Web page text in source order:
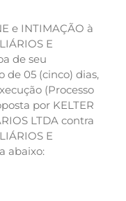
e INTIMAÇÃO à
E
de seu
de 05 (cinco) dias,
(Processo
por KELTER
LTDA contra
E
abaixo: